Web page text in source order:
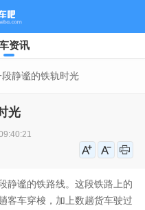
资讯
静谧的铁轨时光
光
静谧的铁路线。这段铁路上的
客车穿梭，加上数趟货车驶过